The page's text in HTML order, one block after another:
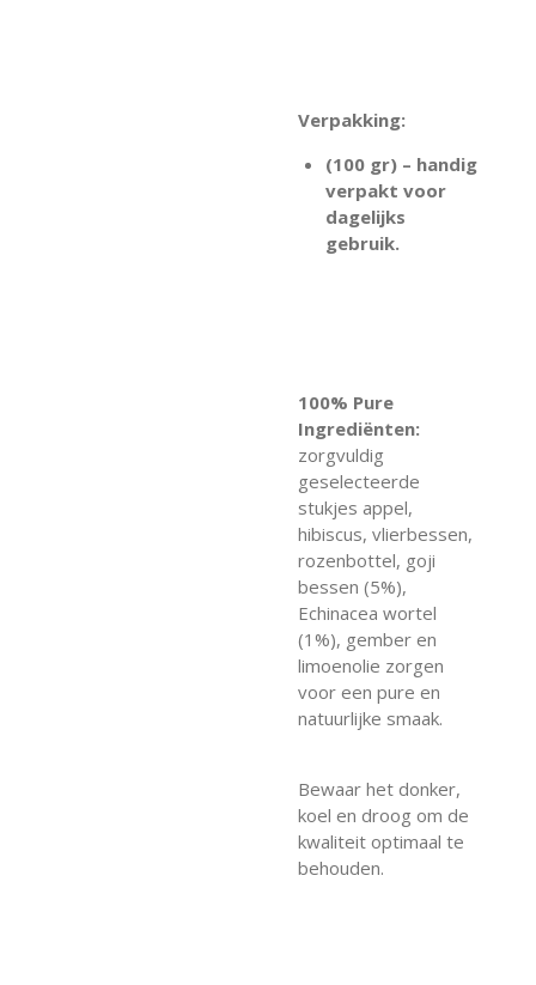
Verpakking:
(100 gr) – handig
verpakt voor
dagelijks
gebruik.
100% Pure
Ingrediënten:
zorgvuldig
geselecteerde
stukjes appel,
hibiscus, vlierbessen,
rozenbottel, goji
bessen (5%),
Echinacea wortel
(1%), gember en
limoenolie zorgen
voor een pure en
natuurlijke smaak.
Bewaar het donker,
koel en droog om de
kwaliteit optimaal te
behouden.